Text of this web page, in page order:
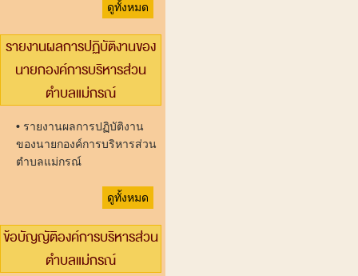
ดูทั้งหมด
รายงานผลการปฏิบัติงานของ
นายกองค์การบริหารส่วน
ตำบลแม่กรณ์
• รายงานผลการปฏิบัติงาน
ของนายกองค์การบริหารส่วน
ตำบลแม่กรณ์
ดูทั้งหมด
ข้อบัญญัติองค์การบริหารส่วน
ตำบลแม่กรณ์